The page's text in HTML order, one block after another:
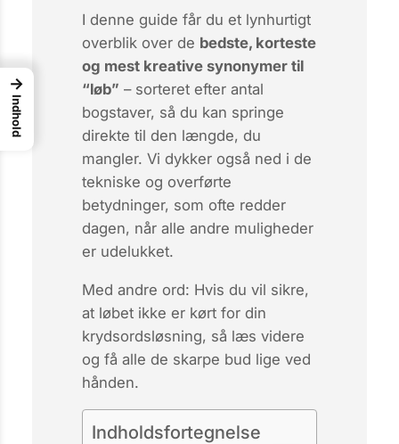
I denne guide får du et lynhurtigt
overblik over de bedste, korteste
og mest kreative synonymer til
“løb” – sorteret efter antal
bogstaver, så du kan springe
direkte til den længde, du
mangler. Vi dykker også ned i de
tekniske og overførte
betydninger, som ofte redder
dagen, når alle andre muligheder
er udelukket.
Med andre ord: Hvis du vil sikre,
at løbet ikke er kørtfor din
krydsordsløsning, så læs videre
og få alle de skarpe bud lige ved
hånden.
Indholdsfortegnelse
→
Indhold